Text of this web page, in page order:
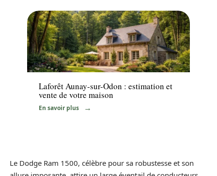
Immo
Laforêt Aunay-sur-Odon : estimation et
vente de votre maison
En savoir plus
Le Dodge Ram 1500, célèbre pour sa robustesse et son